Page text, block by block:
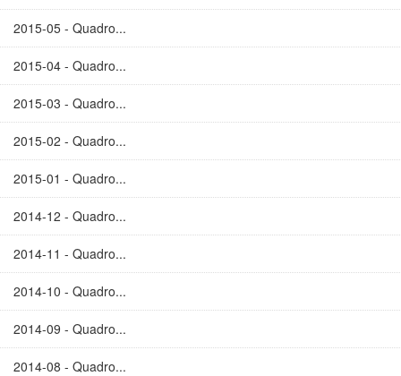
2015-05 - Quadro...
2015-04 - Quadro...
2015-03 - Quadro...
2015-02 - Quadro...
2015-01 - Quadro...
2014-12 - Quadro...
2014-11 - Quadro...
2014-10 - Quadro...
2014-09 - Quadro...
2014-08 - Quadro...